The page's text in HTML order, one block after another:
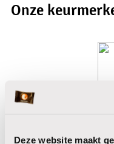
Deze website maakt
Onze